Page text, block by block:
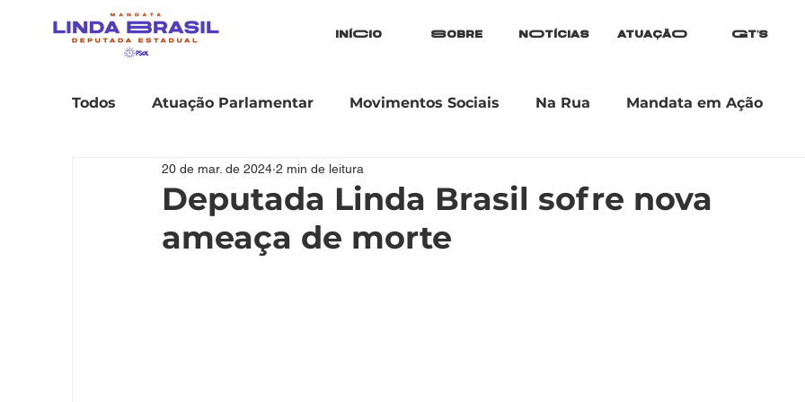
iníCio Sobre nOtícias atuaçãO Gt's
Todos Atuação Parlamentar Movimentos Sociais Na Rua Mandata em Ação
Deputada Linda Brasil sofre nova
ameaça de morte
20 de mar. de 2024 2 min de leitura